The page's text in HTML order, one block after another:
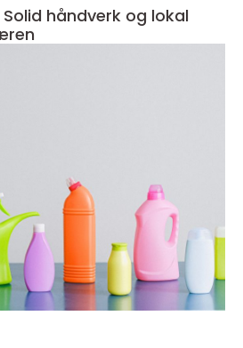
håndverk og lokal